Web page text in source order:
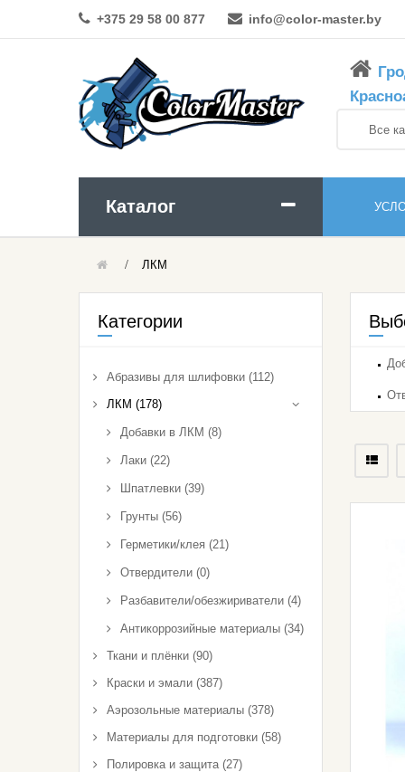
+375 29 58 00 877 info@color-master.by
Каталог
Абразивы Для Шлифовки
Автокосметика
Защиты
Полировка И Защита
Материалы Для Подготовки
Инструмент
Ткани И Плёнки
Шумовиброизоляция
ЛКМ
Категории
Абразивы для шлифовки (112)
ЛКМ (178)
Добавки в ЛКМ (8)
Лаки (22)
Шпатлевки (39)
Грунты (56)
Герметики/клея (21)
Отвердители (0)
Разбавители/обезжириватели (4)
Антикоррозийные материалы (34)
Ткани и плёнки (90)
Краски и эмали (387)
Аэрозольные материалы (378)
Материалы для подготовки (58)
Полировка и защита (27)